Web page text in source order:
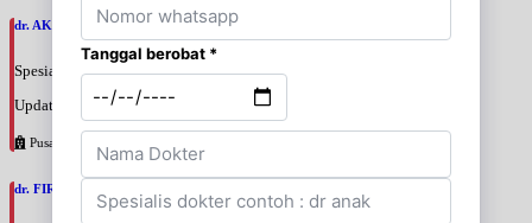
dr. AKBARI WAHYUDI KUSUMAH, SpU
Spesialis: Bedah Urologi
Update terakhir: 2026-08-06 18:38:38
Pusat Pertamina
dr. FIRTANTYO ADI SYAHPUTRA, SpU